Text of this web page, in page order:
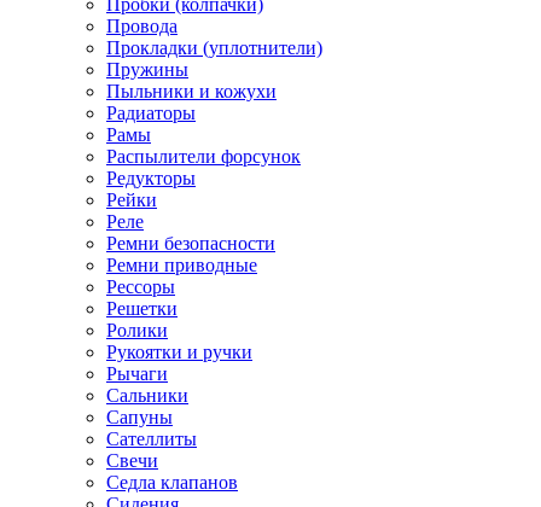
Провода
Прокладки (уплотнители)
Пружины
Пыльники и кожухи
Радиаторы
Рамы
Распылители форсунок
Редукторы
Рейки
Реле
Ремни безопасности
Ремни приводные
Рессоры
Решетки
Ролики
Рукоятки и ручки
Рычаги
Сальники
Сапуны
Сателлиты
Свечи
Седла клапанов